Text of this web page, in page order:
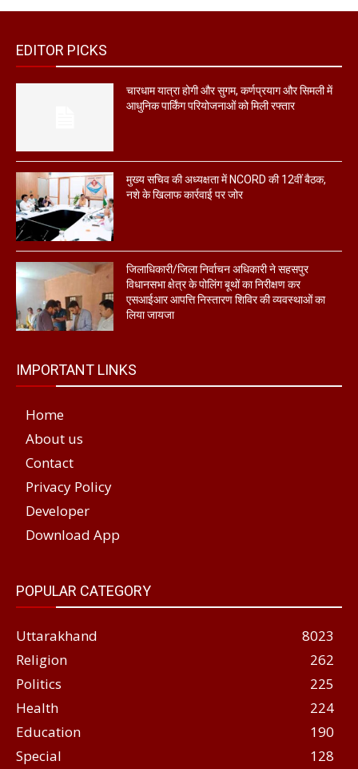
EDITOR PICKS
चारधाम यात्रा होगी और सुगम, कर्णप्रयाग और सिमली में
आधुनिक पार्किंग परियोजनाओं को मिली रफ्तार
मुख्य सचिव की अध्यक्षता में NCORD की 12वीं बैठक,
नशे के खिलाफ कार्रवाई पर जोर
जिलाधिकारी/जिला निर्वाचन अधिकारी ने सहसपुर
विधानसभा क्षेत्र के पोलिंग बूथों का निरीक्षण कर
एसआईआर आपत्ति निस्तारण शिविर की व्यवस्थाओं का
लिया जायजा
IMPORTANT LINKS
Home
About us
Contact
Privacy Policy
Developer
Download App
POPULAR CATEGORY
Uttarakhand
8023
Religion
262
Politics
225
Health
224
Education
190
Special
128